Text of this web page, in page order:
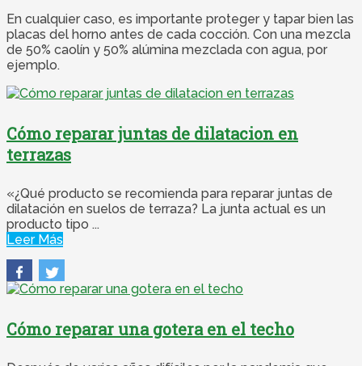
En cualquier caso, es importante proteger y tapar bien las
placas del horno antes de cada cocción. Con una mezcla
de 50% caolín y 50% alúmina mezclada con agua, por
ejemplo.
Cómo reparar juntas de dilatacion en
terrazas
«¿Qué producto se recomienda para reparar juntas de
dilatación en suelos de terraza? La junta actual es un
producto tipo ...
Leer Más
Cómo reparar una gotera en el techo